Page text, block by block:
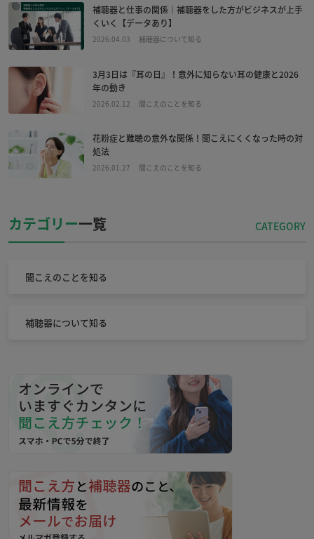
補聴器と仕事の関係｜補聴器をした方がビジネスが上手
くいく【データあり】
2026.04.03 補聴器について知る
3月3日は『耳の日』！意外に知らない耳の健康と2026
年の動き
2026.02.12 聞こえのことを知る
花粉症と難聴の意外な関係！聞こえにくくなった時の対
処法
2026.01.27 聞こえのことを知る
カテゴリー一覧
聞こえのことを知る
補聴器について知る